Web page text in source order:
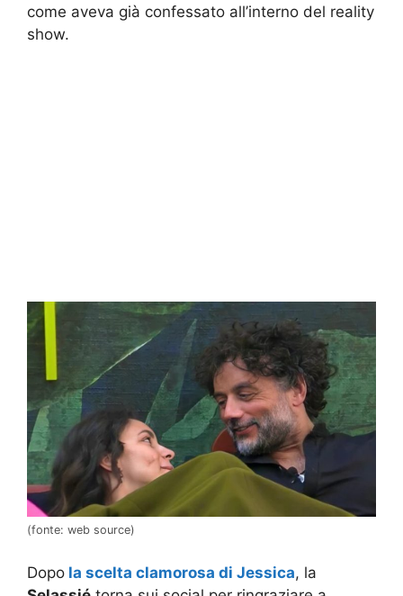
come aveva già confessato all’interno del reality
show.
(fonte: web source)
Dopo la scelta clamorosa di Jessica, la